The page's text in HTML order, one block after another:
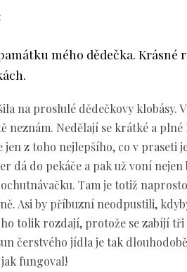
mého dědečka. Krásné
na proslulé dědečkovy klobásy.
neznám. Nedělají se krátké a plné
jen z toho nejlepšího, co v praseti
dá do pekáče a pak už voní
ochutnávačku. Tam je totiž
Asi by příbuzní neodpustili,
tolik rozdají, protože se zabíjí tři
čerstvého jídla je tak
fungoval!